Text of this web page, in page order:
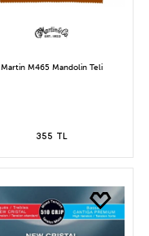
Martin M465 Mandolin Teli
355 TL